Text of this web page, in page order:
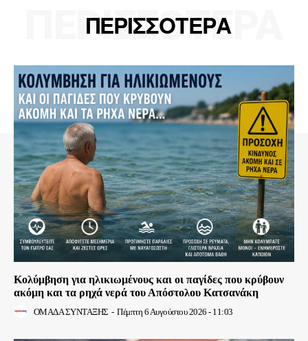
ΠΕΡΙΣΣΟΤΕΡΑ
ΠΕΡΙΣΣΟΤΕΡΑ
Κολύμβηση για ηλικιωμένους και οι παγίδες που κρύβουν
ακόμη και τα ρηχά νερά του Απόστολου Κατσανάκη
ΟΜΑΔΑ ΣΥΝΤΑΞΗΣ - Πέμπτη 6 Αυγούστου 2026 - 11:03